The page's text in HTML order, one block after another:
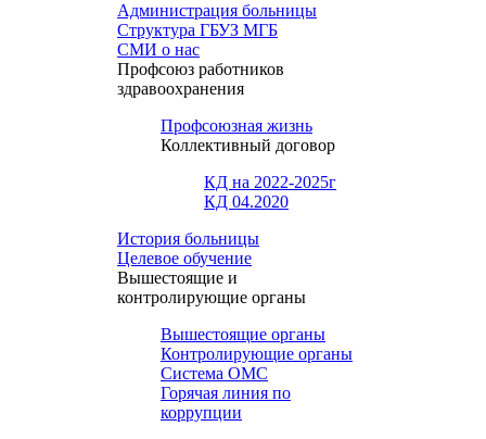
Администрация больницы
Структура ГБУЗ МГБ
СМИ о нас
Профсоюз работников
здравоохранения
Профсоюзная жизнь
Коллективный договор
КД на 2022-2025г
КД 04.2020
История больницы
Целевое обучение
Вышестоящие и
контролирующие органы
Вышестоящие органы
Контролирующие органы
Система ОМС
Горячая линия по
коррупции